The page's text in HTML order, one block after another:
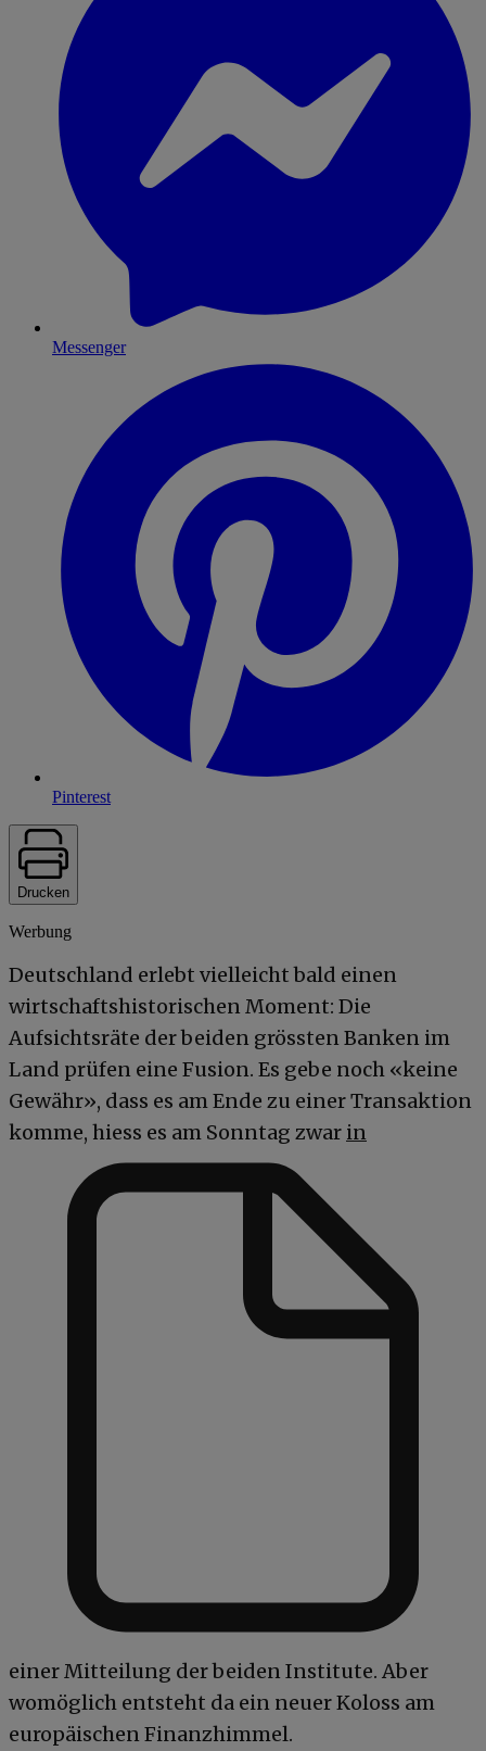
Messenger
Pinterest
Drucken
Werbung
Deutschland erlebt vielleicht bald einen
wirtschaftshistorischen Moment: Die
Aufsichtsräte der beiden grössten Banken im
Land prüfen eine Fusion. Es gebe noch «keine
Gewähr», dass es am Ende zu einer Transaktion
komme, hiess es am Sonntag zwar in
einer Mitteilung der beiden Institute. Aber
womöglich entsteht da ein neuer Koloss am
europäischen Finanzhimmel.